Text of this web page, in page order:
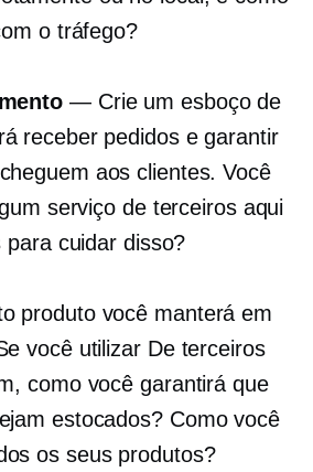
o tráfego?
— Crie um esboço de
receber pedidos e garantir
aos clientes. Você
serviço de terceiros aqui
cuidar disso?
produto você manterá em
você utilizar De terceiros
como você garantirá que
estocados? Como você
os seus produtos?